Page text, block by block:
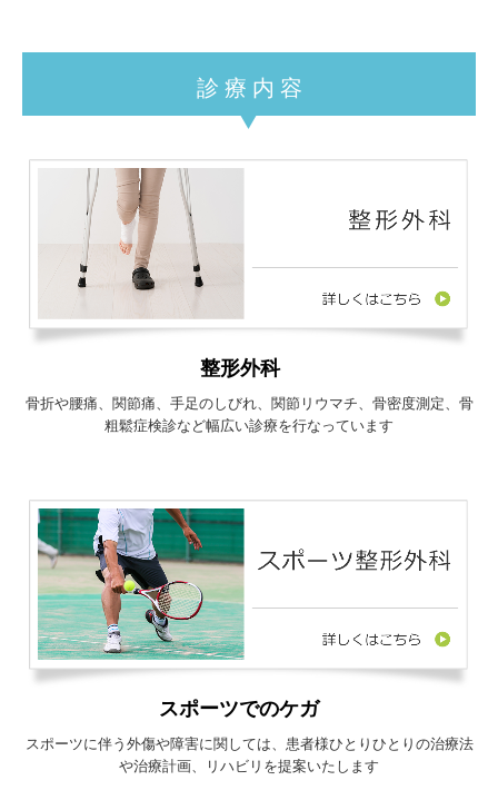
診 療 内 容
整形外科
骨折や腰痛、関節痛、手足のしびれ、関節リウマチ、骨密度測定、骨
粗鬆症検診など幅広い診療を行なっています
スポーツでのケガ
スポーツに伴う外傷や障害に関しては、患者様ひとりひとりの治療法
や治療計画、リハビリを提案いたします